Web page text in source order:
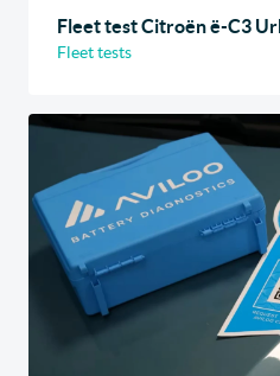
Fleet test Citroën ë-C3
Fleet tests